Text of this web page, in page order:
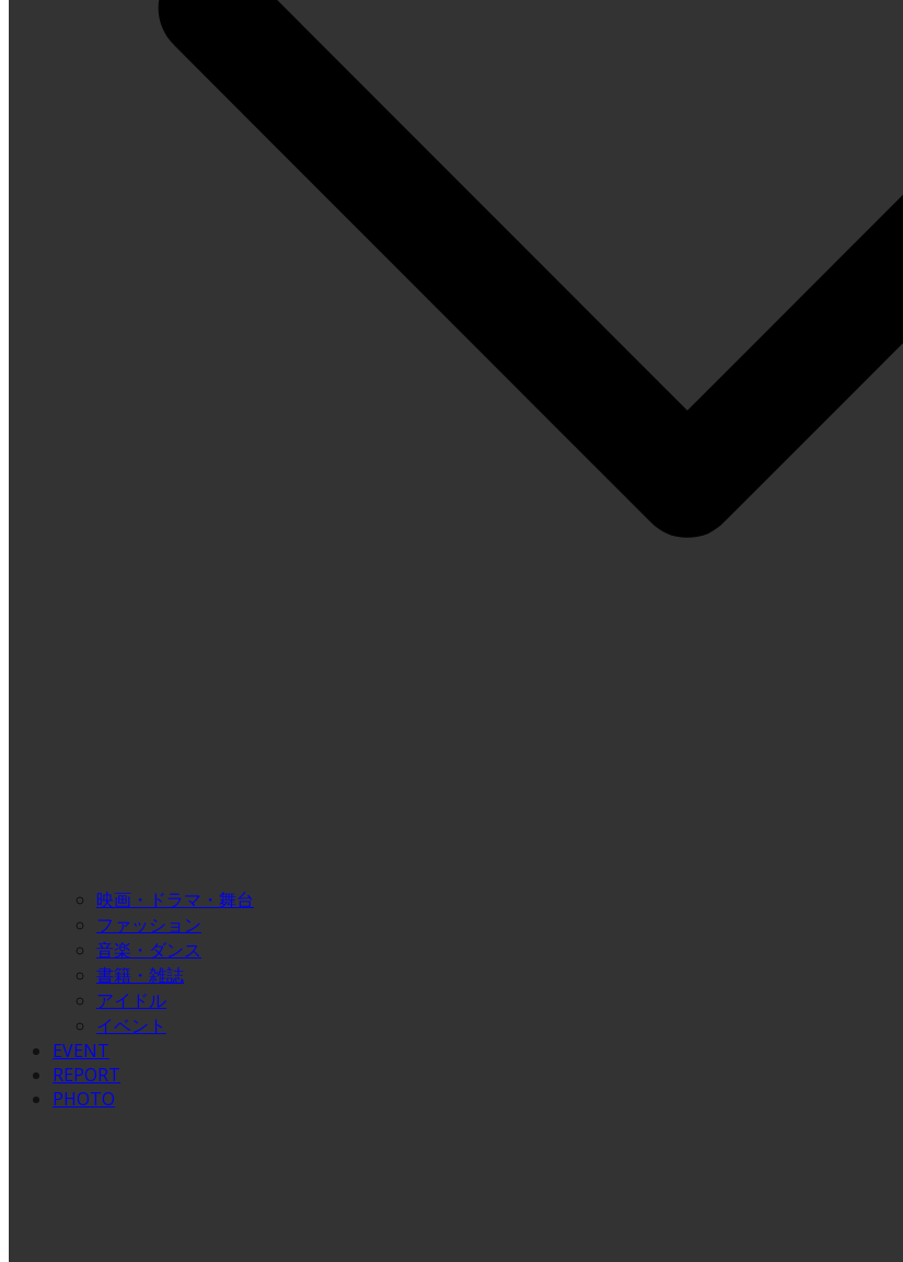
映画・ドラマ・舞台
ファッション
音楽・ダンス
書籍・雑誌
アイドル
イベント
EVENT
REPORT
PHOTO